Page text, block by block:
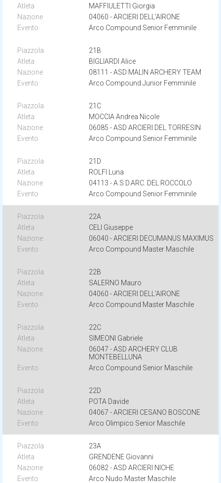
MAFFIULETTI Giorgia
04060 - ARCIERI DELL'AIRONE
Arco Compound Senior Femminile
21B
BIGLIARDI Alice
08111 - ASD MALIN ARCHERY TEAM
Arco Compound Junior Femminile
21C
MOCCIA Andrea Nicole
06085 - ASD ARCIERI DEL TORRESIN
Arco Compound Senior Femminile
21D
ROLFI Luna
04113 - A.S.D.ARC. DEL ROCCOLO
Arco Compound Senior Femminile
22A
CELI Giuseppe
06040 - ARCIERI DECUMANUS MAXIMUS
Arco Compound Master Maschile
22B
SALERNO Mauro
04060 - ARCIERI DELL'AIRONE
Arco Compound Master Maschile
22C
SIMEONI Gabriele
06047 - ASD ARCHERY CLUB
MONTEBELLUNA
Arco Compound Senior Maschile
22D
POTA Davide
04067 - ARCIERI CESANO BOSCONE
Arco Olimpico Senior Maschile
23A
GRENDENE Giovanni
06082 - ASD ARCIERI NICHE
Arco Nudo Master Maschile